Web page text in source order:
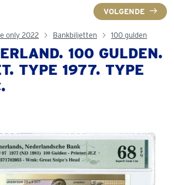
VOLGENDE
only 2022 Bankbiljetten 100 gulden
100 GULDEN.
TYPE 1977. TYPE